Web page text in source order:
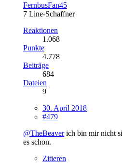
FernbusFan45
7 Line-Schaffner
Reaktionen
1.068
Punkte
4.778
Beiträge
684
Dateien
9
30. April 2018
#479
@TheBeaverich bin mir nicht
es schon.
Zitieren